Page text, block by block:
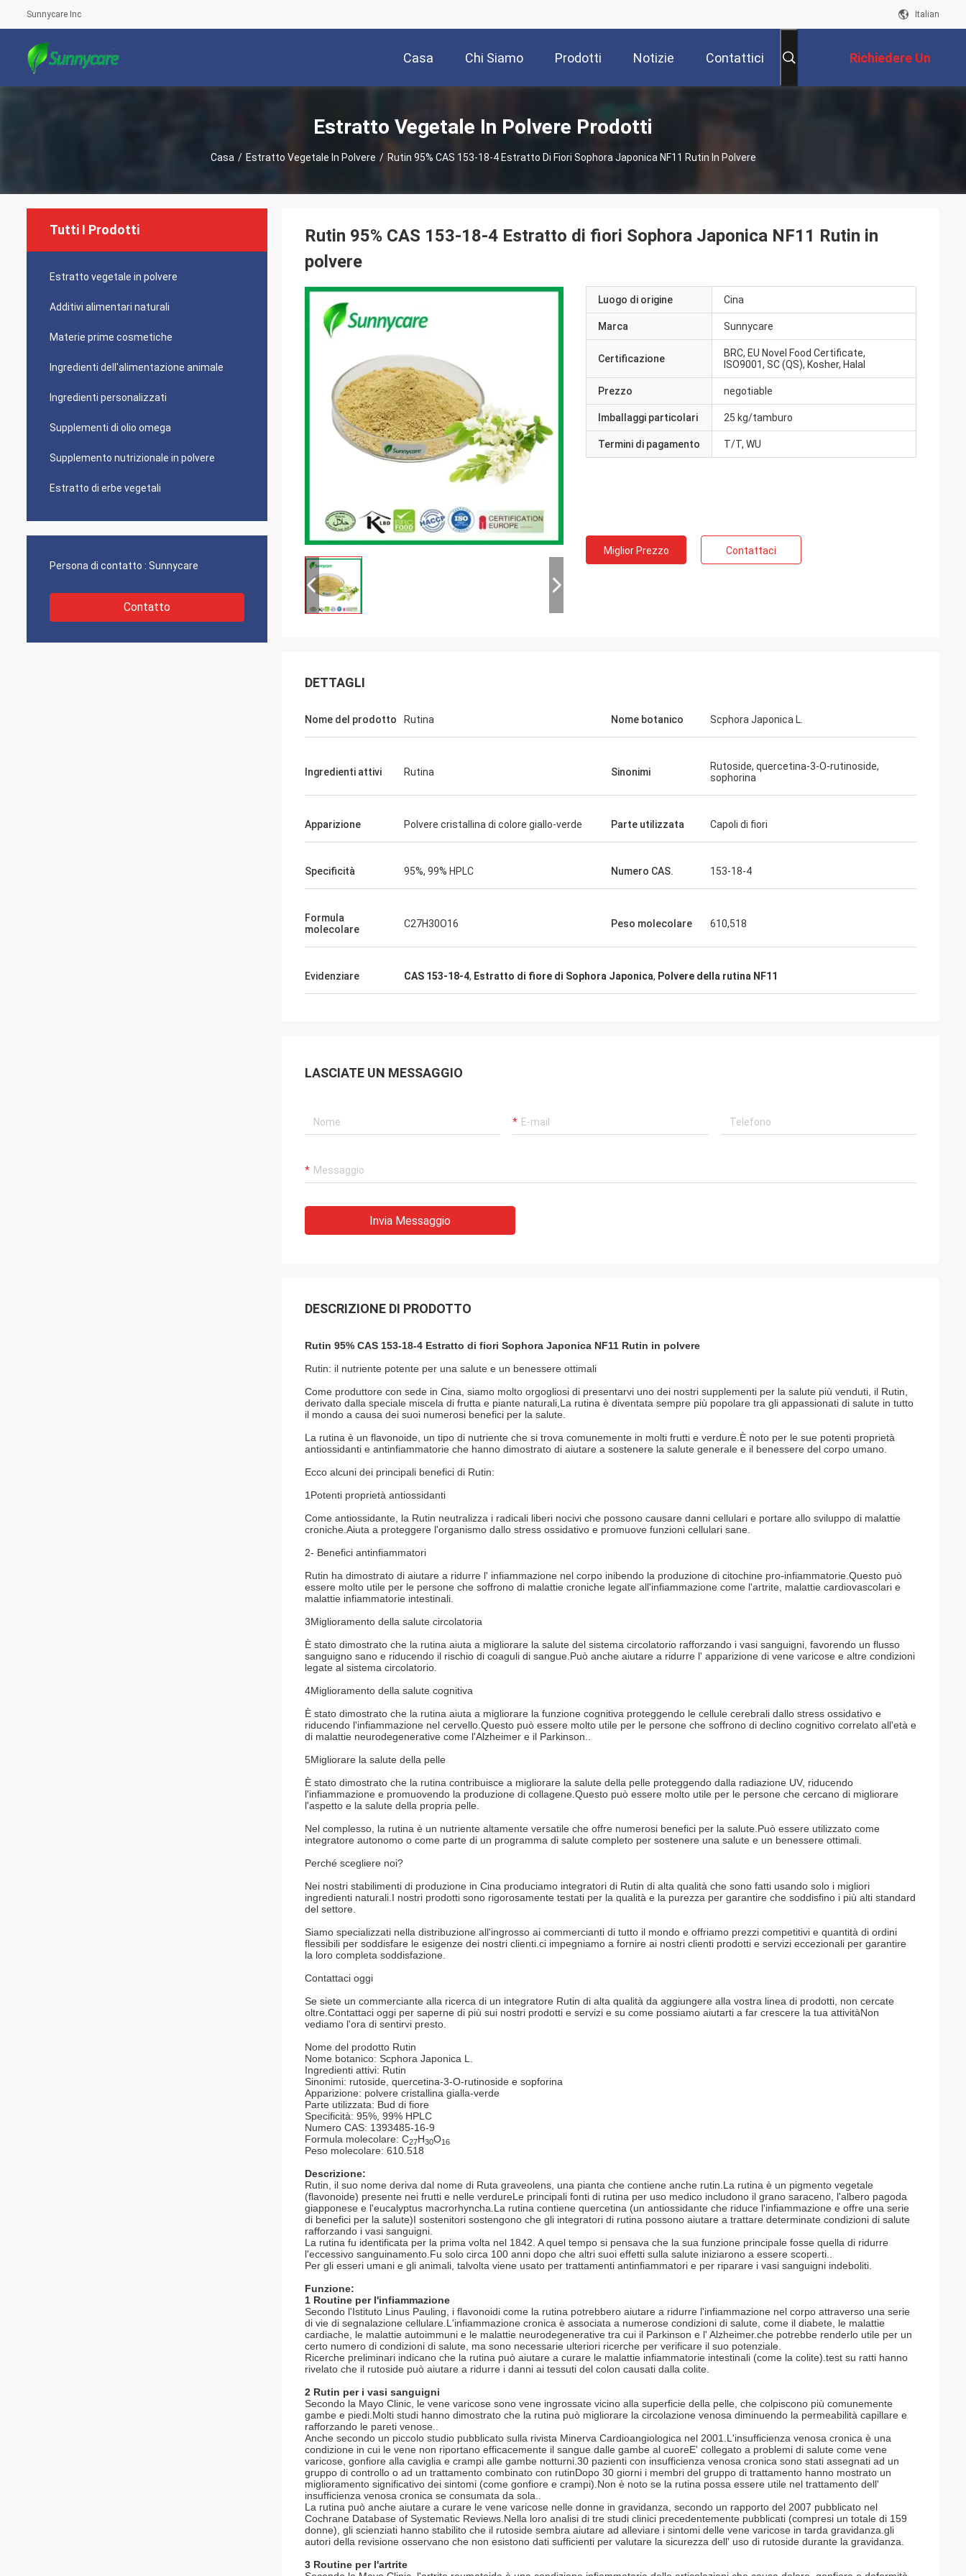
Sunnycare Inc Italian
Casa Chi Siamo Prodotti Notizie Contattici Richiedere Un
Preventivo
Estratto Vegetale In Polvere Prodotti
Casa / Estratto Vegetale In Polvere / Rutin 95% CAS 153-18-4 Estratto Di Fiori Sophora Japonica NF11 Rutin In Polvere
Tutti I Prodotti
Estratto vegetale in polvere
Additivi alimentari naturali
Materie prime cosmetiche
Ingredienti dell'alimentazione animale
Ingredienti personalizzati
Supplementi di olio omega
Supplemento nutrizionale in polvere
Estratto di erbe vegetali
Persona di contatto : Sunnycare
Contatto
Rutin 95% CAS 153-18-4 Estratto di fiori Sophora Japonica NF11 Rutin in
polvere
Luogo di origine Cina
Marca Sunnycare
Certificazione
BRC, EU Novel Food Certificate,
ISO9001, SC (QS), Kosher, Halal
Prezzo negotiable
Imballaggi particolari 25 kg/tamburo
Termini di pagamento T/T, WU
Miglior Prezzo Contattaci
DETTAGLI
Nome del prodotto Rutina Nome botanico Scphora Japonica L.
Ingredienti attivi Rutina Sinonimi
Rutoside, quercetina-3-O-rutinoside,
sophorina
Apparizione Polvere cristallina di colore giallo-verde Parte utilizzata Capoli di fiori
Specificità 95%, 99% HPLC Numero CAS. 153-18-4
Formula
molecolare
C27H30O16 Peso molecolare 610,518
Evidenziare CAS 153-18-4, Estratto di fiore di Sophora Japonica, Polvere della rutina NF11
LASCIATE UN MESSAGGIO
Invia Messaggio
DESCRIZIONE DI PRODOTTO
Rutin 95% CAS 153-18-4 Estratto di fiori Sophora Japonica NF11 Rutin in polvere
Rutin: il nutriente potente per una salute e un benessere ottimali
Come produttore con sede in Cina, siamo molto orgogliosi di presentarvi uno dei nostri supplementi per la salute più venduti, il Rutin,
derivato dalla speciale miscela di frutta e piante naturali,La rutina è diventata sempre più popolare tra gli appassionati di salute in tutto
il mondo a causa dei suoi numerosi benefici per la salute.
La rutina è un flavonoide, un tipo di nutriente che si trova comunemente in molti frutti e verdure.È noto per le sue potenti proprietà
antiossidanti e antinfiammatorie che hanno dimostrato di aiutare a sostenere la salute generale e il benessere del corpo umano.
Ecco alcuni dei principali benefici di Rutin:
1Potenti proprietà antiossidanti
Come antiossidante, la Rutin neutralizza i radicali liberi nocivi che possono causare danni cellulari e portare allo sviluppo di malattie
croniche.Aiuta a proteggere l'organismo dallo stress ossidativo e promuove funzioni cellulari sane.
2- Benefici antinfiammatori
Rutin ha dimostrato di aiutare a ridurre l' infiammazione nel corpo inibendo la produzione di citochine pro-infiammatorie.Questo può
essere molto utile per le persone che soffrono di malattie croniche legate all'infiammazione come l'artrite, malattie cardiovascolari e
malattie infiammatorie intestinali.
3Miglioramento della salute circolatoria
È stato dimostrato che la rutina aiuta a migliorare la salute del sistema circolatorio rafforzando i vasi sanguigni, favorendo un flusso
sanguigno sano e riducendo il rischio di coaguli di sangue.Può anche aiutare a ridurre l' apparizione di vene varicose e altre condizioni
legate al sistema circolatorio.
4Miglioramento della salute cognitiva
È stato dimostrato che la rutina aiuta a migliorare la funzione cognitiva proteggendo le cellule cerebrali dallo stress ossidativo e
riducendo l'infiammazione nel cervello.Questo può essere molto utile per le persone che soffrono di declino cognitivo correlato all'età e
di malattie neurodegenerative come l'Alzheimer e il Parkinson..
5Migliorare la salute della pelle
È stato dimostrato che la rutina contribuisce a migliorare la salute della pelle proteggendo dalla radiazione UV, riducendo
l'infiammazione e promuovendo la produzione di collagene.Questo può essere molto utile per le persone che cercano di migliorare
l'aspetto e la salute della propria pelle.
Nel complesso, la rutina è un nutriente altamente versatile che offre numerosi benefici per la salute.Può essere utilizzato come
integratore autonomo o come parte di un programma di salute completo per sostenere una salute e un benessere ottimali.
Perché scegliere noi?
Nei nostri stabilimenti di produzione in Cina produciamo integratori di Rutin di alta qualità che sono fatti usando solo i migliori
ingredienti naturali.I nostri prodotti sono rigorosamente testati per la qualità e la purezza per garantire che soddisfino i più alti standard
del settore.
Siamo specializzati nella distribuzione all'ingrosso ai commercianti di tutto il mondo e offriamo prezzi competitivi e quantità di ordini
flessibili per soddisfare le esigenze dei nostri clienti.ci impegniamo a fornire ai nostri clienti prodotti e servizi eccezionali per garantire
la loro completa soddisfazione.
Contattaci oggi
Se siete un commerciante alla ricerca di un integratore Rutin di alta qualità da aggiungere alla vostra linea di prodotti, non cercate
oltre.Contattaci oggi per saperne di più sui nostri prodotti e servizi e su come possiamo aiutarti a far crescere la tua attivitàNon
vediamo l'ora di sentirvi presto.
Nome del prodotto Rutin
Nome botanico: Scphora Japonica L.
Ingredienti attivi: Rutin
Sinonimi: rutoside, quercetina-3-O-rutinoside e sopforina
Apparizione: polvere cristallina gialla-verde
Parte utilizzata: Bud di fiore
Specificità: 95%, 99% HPLC
Numero CAS: 1393485-16-9
Formula molecolare: C27H30O16
Peso molecolare: 610.518
Descrizione:
Rutin, il suo nome deriva dal nome di Ruta graveolens, una pianta che contiene anche rutin.La rutina è un pigmento vegetale
(flavonoide) presente nei frutti e nelle verdureLe principali fonti di rutina per uso medico includono il grano saraceno, l'albero pagoda
giapponese e l'eucalyptus macrorhyncha.La rutina contiene quercetina (un antiossidante che riduce l'infiammazione e offre una serie
di benefici per la salute)I sostenitori sostengono che gli integratori di rutina possono aiutare a trattare determinate condizioni di salute
rafforzando i vasi sanguigni.
La rutina fu identificata per la prima volta nel 1842. A quel tempo si pensava che la sua funzione principale fosse quella di ridurre
l'eccessivo sanguinamento.Fu solo circa 100 anni dopo che altri suoi effetti sulla salute iniziarono a essere scoperti..
Per gli esseri umani e gli animali, talvolta viene usato per trattamenti antinfiammatori e per riparare i vasi sanguigni indeboliti.
Funzione:
1 Routine per l'infiammazione
Secondo l'Istituto Linus Pauling, i flavonoidi come la rutina potrebbero aiutare a ridurre l'infiammazione nel corpo attraverso una serie
di vie di segnalazione cellulare.L'infiammazione cronica è associata a numerose condizioni di salute, come il diabete, le malattie
cardiache, le malattie autoimmuni e le malattie neurodegenerative tra cui il Parkinson e l' Alzheimer.che potrebbe renderlo utile per un
certo numero di condizioni di salute, ma sono necessarie ulteriori ricerche per verificare il suo potenziale.
Ricerche preliminari indicano che la rutina può aiutare a curare le malattie infiammatorie intestinali (come la colite).test su ratti hanno
rivelato che il rutoside può aiutare a ridurre i danni ai tessuti del colon causati dalla colite.
2 Rutin per i vasi sanguigni
Secondo la Mayo Clinic, le vene varicose sono vene ingrossate vicino alla superficie della pelle, che colpiscono più comunemente
gambe e piedi.Molti studi hanno dimostrato che la rutina può migliorare la circolazione venosa diminuendo la permeabilità capillare e
rafforzando le pareti venose..
Anche secondo un piccolo studio pubblicato sulla rivista Minerva Cardioangiologica nel 2001.L'insufficienza venosa cronica è una
condizione in cui le vene non riportano efficacemente il sangue dalle gambe al cuoreE' collegato a problemi di salute come vene
varicose, gonfiore alla caviglia e crampi alle gambe notturni.30 pazienti con insufficienza venosa cronica sono stati assegnati ad un
gruppo di controllo o ad un trattamento combinato con rutinDopo 30 giorni i membri del gruppo di trattamento hanno mostrato un
miglioramento significativo dei sintomi (come gonfiore e crampi).Non è noto se la rutina possa essere utile nel trattamento dell'
insufficienza venosa cronica se consumata da sola..
La rutina può anche aiutare a curare le vene varicose nelle donne in gravidanza, secondo un rapporto del 2007 pubblicato nel
Cochrane Database of Systematic Reviews.Nella loro analisi di tre studi clinici precedentemente pubblicati (compresi un totale di 159
donne), gli scienziati hanno stabilito che il rutoside sembra aiutare ad alleviare i sintomi delle vene varicose in tarda gravidanza.gli
autori della revisione osservano che non esistono dati sufficienti per valutare la sicurezza dell' uso di rutoside durante la gravidanza.
3 Routine per l'artrite